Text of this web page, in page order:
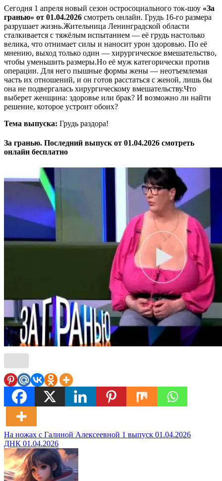
Сегодня 1 апреля новый сезон остросоциального ток-шоу «За
гранью» от 01.04.2026 смотреть онлайн. Грудь 16-го размера
разрушает жизнь.Жительница Ленинградской области
сталкивается с тяжёлым испытанием — её грудь настолько
велика, что отнимает силы и наносит урон здоровью. По её
мнению, выход только один — хирургическое вмешательство,
чтобы уменьшить размеры.Но её муж категорически против
операции. Для него пышные формы жены — неотъемлемая
часть их отношений, и он готов расстаться с женой, лишь бы
она не подвергалась хирургическому вмешательству.Что
выберет женщина: здоровье или брак? И возможно ли найти
решение, которое устроит обоих?
Тема выпуска: Грудь раздора!
За гранью. Последний выпуск от 01.04.2026 смотреть
онлайн бесплатно
Навигация
по
записям
На ножах с Галиной Алексеевной 1 выпуск 01.04.2026
ДНК 01.04.2026